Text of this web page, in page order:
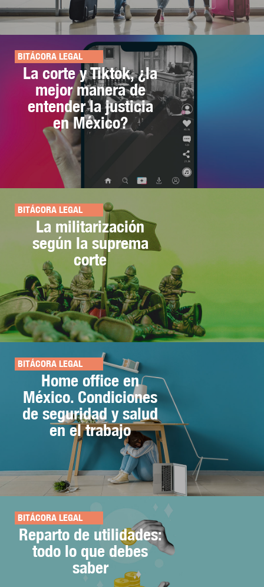
BITÁCORA LEGAL
La corte y Tiktok, ¿la
mejor manera de
entender la justicia
en México?
BITÁCORA LEGAL
La militarización
según la suprema
corte
BITÁCORA LEGAL
Home office en
México. Condiciones
de seguridad y salud
en el trabajo
BITÁCORA LEGAL
Reparto de utilidades:
todo lo que debes
saber